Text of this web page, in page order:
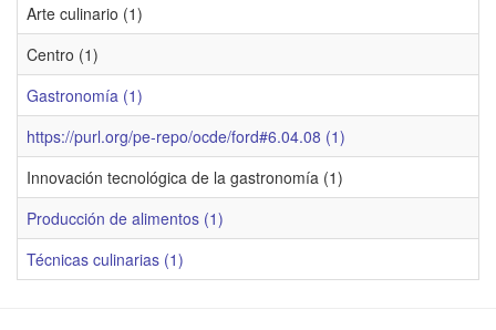
Arte culinario (1)
Centro (1)
Gastronomía (1)
https://purl.org/pe-repo/ocde/ford#6.04.08 (1)
Innovación tecnológica de la gastronomía (1)
Producción de alimentos (1)
Técnicas culinarias (1)